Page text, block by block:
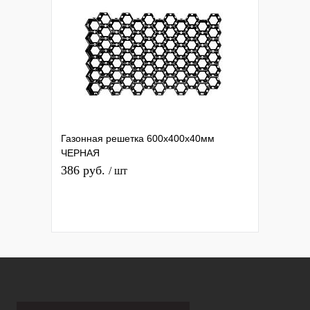
Газонная решетка 600х400х40мм
ЧЕРНАЯ
386 руб. / шт